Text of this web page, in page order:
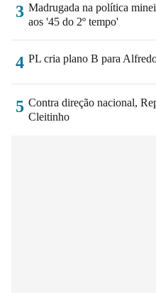
3 Madrugada na política
aos '45 do 2º tempo'
4 PL cria plano B para
5 Contra direção nacional,
Cleitinho